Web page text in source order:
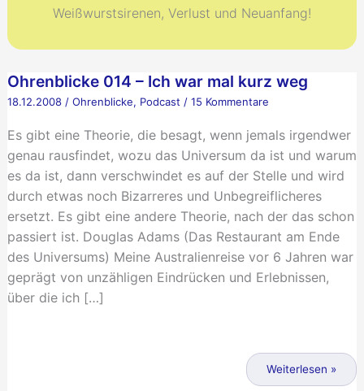
Weißwurstsirenen, Verlust und Neuanfang!
Ohrenblicke 014 – Ich war mal kurz weg
18.12.2008 / Ohrenblicke, Podcast / 15 Kommentare
Es gibt eine Theorie, die besagt, wenn jemals irgendwer
genau rausfindet, wozu das Universum da ist und warum
es da ist, dann verschwindet es auf der Stelle und wird
durch etwas noch Bizarreres und Unbegreiflicheres
ersetzt. Es gibt eine andere Theorie, nach der das schon
passiert ist. Douglas Adams (Das Restaurant am Ende
des Universums) Meine Australienreise vor 6 Jahren war
geprägt von unzähligen Eindrücken und Erlebnissen,
über die ich […]
Weiterlesen »